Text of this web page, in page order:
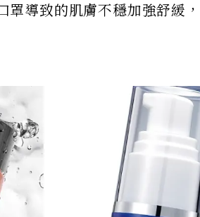
罩導致的肌膚不穩加強舒緩